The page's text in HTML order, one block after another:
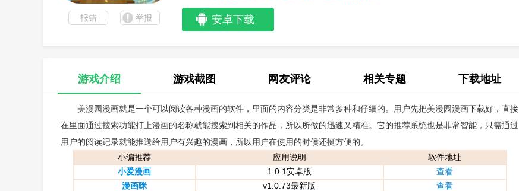
安卓下载
报错 举报
游戏介绍 游戏截图 网友评论
(0)
相关专题 下载地址
美漫园漫画就是一个可以阅读各种漫画的软件，里面的内容分类是非常多种和仔细的。用户先把美漫园漫画下载好，直接
在里面通过搜索功能打上漫画的名称就能搜索到相关的作品，所以所做的迅速又精准。它的推荐系统也是非常智能，只需通过
用户的阅读记录就能推送给用户有兴趣的漫画，所以用户在使用的时候还挺方便的。
小编推荐
应用说明
软件地址
小爱漫画
1.0.1安卓版
查看
漫画咪
v1.0.73最新版
查看